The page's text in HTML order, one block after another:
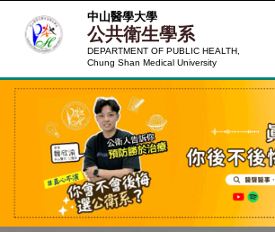
要
內
容
區
中山醫學大學
公共衛生學系
DEPARTMENT OF PUBLIC HEALTH,
Chung Shan Medical University